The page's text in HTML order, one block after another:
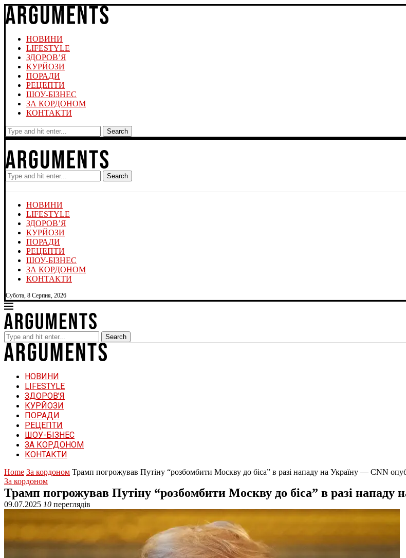
НОВИНИ
LIFESTYLE
ЗДОРОВ’Я
КУРЙОЗИ
ПОРАДИ
РЕЦЕПТИ
ШОУ-БІЗНЕС
ЗА КОРДОНОМ
КОНТАКТИ
Search
Search
НОВИНИ
LIFESTYLE
ЗДОРОВ’Я
КУРЙОЗИ
ПОРАДИ
РЕЦЕПТИ
ШОУ-БІЗНЕС
ЗА КОРДОНОМ
КОНТАКТИ
Субота, 8 Серпня, 2026
Search
НОВИНИ
LIFESTYLE
ЗДОРОВ’Я
КУРЙОЗИ
ПОРАДИ
РЕЦЕПТИ
ШОУ-БІЗНЕС
ЗА КОРДОНОМ
КОНТАКТИ
Home За кордоном Трамп погрожував Путіну “розбомбити Москву до біса” в разі нападу на Україну — CNN
За кордоном
Трамп погрожував Путіну “розбомбити Москву до біса” в разі нападу
09.07.2025 10 переглядів